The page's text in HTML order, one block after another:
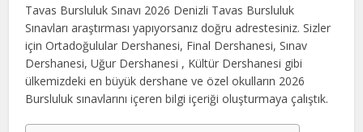
Tavas Bursluluk Sınavı 2026 Denizli Tavas Bursluluk
Sınavları araştırması yapıyorsanız doğru adrestesiniz. Sizler
için Ortadoğulular Dershanesi, Final Dershanesi, Sınav
Dershanesi, Uğur Dershanesi , Kültür Dershanesi gibi
ülkemizdeki en büyük dershane ve özel okulların 2026
Bursluluk sınavlarını içeren bilgi içeriği oluşturmaya çalıştık.